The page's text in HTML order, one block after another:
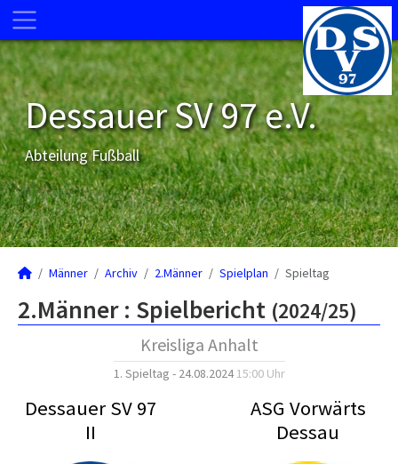
Dessauer SV 97 e.V.
Abteilung Fußball
Männer Archiv 2.Männer Spielplan Spieltag
2.Männer : Spielbericht (2024/25)
Kreisliga Anhalt
1. Spieltag - 24.08.202415:00 Uhr
Dessauer SV 97
II
ASG Vorwärts
Dessau